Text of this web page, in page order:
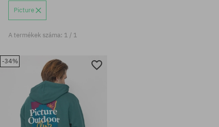
Picture
A termékek száma: 1 / 1
-34%